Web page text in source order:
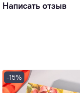
Написать отзыв
-15%